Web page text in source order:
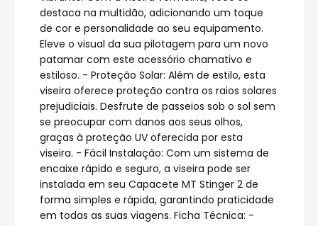
destaca na multidão, adicionando um toque
de cor e personalidade ao seu equipamento.
Eleve o visual da sua pilotagem para um novo
patamar com este acessório chamativo e
estiloso. - Proteção Solar: Além de estilo, esta
viseira oferece proteção contra os raios solares
prejudiciais. Desfrute de passeios sob o sol sem
se preocupar com danos aos seus olhos,
graças à proteção UV oferecida por esta
viseira. - Fácil Instalação: Com um sistema de
encaixe rápido e seguro, a viseira pode ser
instalada em seu Capacete MT Stinger 2 de
forma simples e rápida, garantindo praticidade
em todas as suas viagens. Ficha Técnica: -